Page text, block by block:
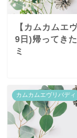
【カムカムエ
9日)帰ってき
ミ
カムカムエヴリバディ